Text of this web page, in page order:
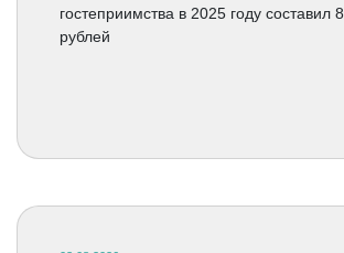
гостеприимства в 2025 году составил
рублей